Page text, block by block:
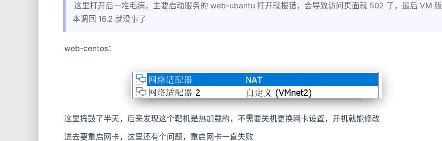
这里打开后一堆毛病，主要启动服务的 web-ubantu 打开就报错，会导致访问页面就 502 了，最后 VM 版
本调回 16.2 就没事了
web-centos：
这里捣鼓了半天，后来发现这个靶机是热加载的，不需要关机更换网卡设置，开机就能修改
进去要重启网卡，这里还有个问题，重启网卡一直失败